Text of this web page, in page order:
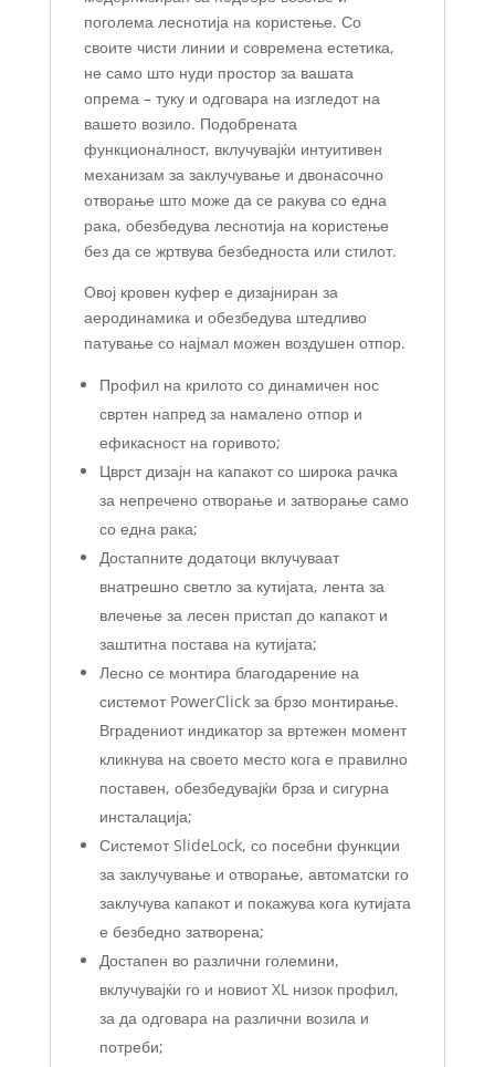
поголема леснотија на користење. Со
своите чисти линии и современа естетика,
не само што нуди простор за вашата
опрема – туку и одговара на изгледот на
вашето возило. Подобрената
функционалност, вклучувајќи интуитивен
механизам за заклучување и двонасочно
отворање што може да се ракува со една
рака, обезбедува леснотија на користење
без да се жртвува безбедноста или стилот.
Овој кровен куфер е дизајниран за
аеродинамика и обезбедува штедливо
патување со најмал можен воздушен отпор.
Профил на крилото со динамичен нос
свртен напред за намалено отпор и
ефикасност на горивото;
Цврст дизајн на капакот со широка рачка
за непречено отворање и затворање само
со една рака;
Достапните додатоци вклучуваат
внатрешно светло за кутијата, лента за
влечење за лесен пристап до капакот и
заштитна постава на кутијата;
Лесно се монтира благодарение на
системот PowerClick за брзо монтирање.
Вградениот индикатор за вртежен момент
кликнува на своето место кога е правилно
поставен, обезбедувајќи брза и сигурна
инсталација;
Системот SlideLock, со посебни функции
за заклучување и отворање, автоматски го
заклучува капакот и покажува кога кутијата
е безбедно затворена;
Достапен во различни големини,
вклучувајќи го и новиот XL низок профил,
за да одговара на различни возила и
потреби;